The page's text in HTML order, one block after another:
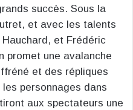
succès. Sous la
et avec les talents
et Frédéric
promet une avalanche
et des répliques
personnages dans
aux spectateurs une